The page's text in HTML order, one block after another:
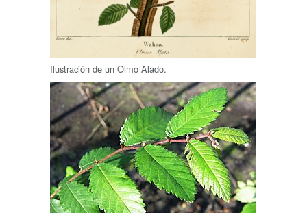
Ilustración de un Olmo Alado.